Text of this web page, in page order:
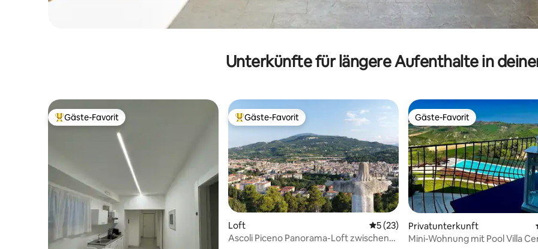
Unterkünfte für längere Aufenthalte in
Beliebter Gäste-Favorit.
Gäste-Favorit Beliebter Gäste-Favorit.
Gäste-Favorit
Loft Durchschnittliche Bewertung: 5 von 5,
5 (23)
Ascoli Piceno Panorama-Loft zwischen
Gäste-Favorit
Gäste-Favorit
Privatunterkunft
Mini-Wohnung mit Pool Villa